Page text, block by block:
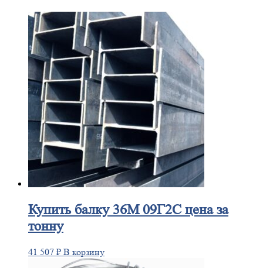
Купитьбалку 36М 09Г2С цена за
тонну
41 507 ₽ В корзину